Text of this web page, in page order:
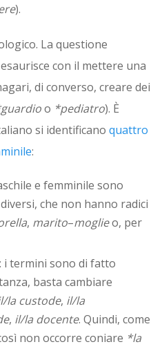
).
La questione
con il mettere una
di converso, creare dei
o *pediatro). È
si identificano quattro
:
e femminile sono
che non hanno radici
, marito–moglieo, per
: i termini sono di fatto
basta cambiare
la custode, il/la
, il/la docente. Quindi, come
non occorre coniare *la